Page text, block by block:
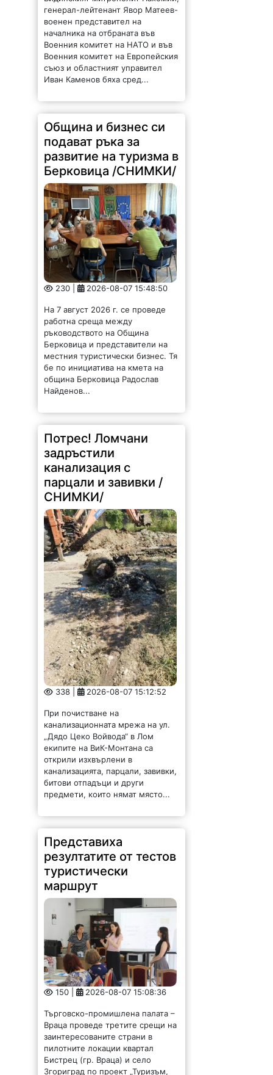
генерал-лейтенант Явор Матеев-
военен представител на
началника на отбраната във
Военния комитет на НАТО и във
Военния комитет на Европейския
съюз и областният управител
Иван Каменов бяха сред...
Община и бизнес си
подават ръка за
развитие на туризма в
Берковица /СНИМКИ/
230 | 2026-08-07 15:48:50
На 7 август 2026 г. се проведе
работна среща между
ръководството на Община
Берковица и представители на
местния туристически бизнес. Тя
бе по инициатива на кмета на
община Берковица Радослав
Найденов...
Потрес! Ломчани
задръстили
канализация с
парцали и завивки /
СНИМКИ/
338 | 2026-08-07 15:12:52
При почистване на
канализационната мрежа на ул.
„Дядо Цеко Войвода“ в Лом
екипите на ВиК-Монтана са
открили изхвърлени в
канализацията, парцали, завивки,
битови отпадъци и други
предмети, които нямат място...
Представиха
резултатите от тестов
туристически
маршрут
150 | 2026-08-07 15:08:36
Търговско-промишлена палата –
Враца проведе третите срещи на
заинтересованите страни в
пилотните локации квартал
Бистрец (гр. Враца) и село
Згориград по проект „Туризъм,